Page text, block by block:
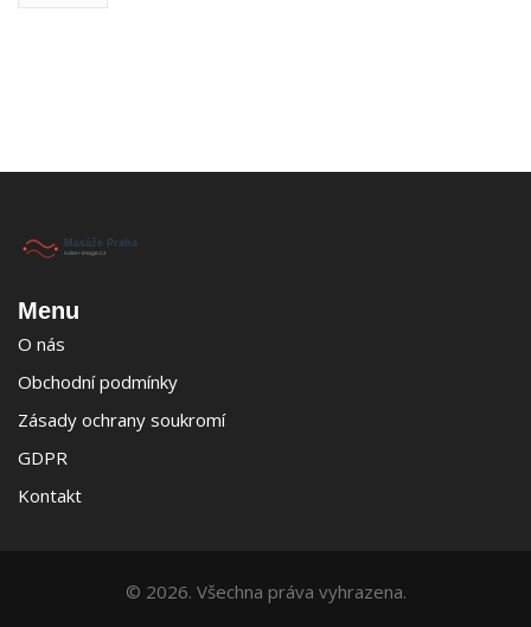
Menu
O nás
Obchodní podmínky
Zásady ochrany soukromí
GDPR
Kontakt
© 2026. Všechna práva vyhrazena.